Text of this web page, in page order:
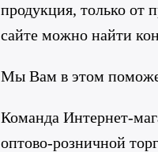
продукция, только от
сайте можно найти
Мы Вам в этом
Команда Интернет-
оптово-розничной